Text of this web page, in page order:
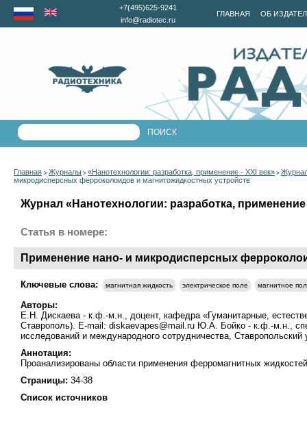
ГЛАВНАЯ ОБ
+7(495)625-9241
info@radiotec.ru
Главная > Журналы > «Нанотехнологии: разработка, применение - XXI век» >
микродисперсных ферроколоидов и магнитожидкостных устройств
Журнал «Нанотехнологии: разработка, применение
Статья в номере:
Применение нано- и микродисперсных
Ключевые слова: магнитная жидкость электрическое поле магнитное
Авторы:
Е.Н. Дискаева - к.ф.-м.н., доцент, кафедра «Гуманитарные,
Ставрополь). E-mail: diskaevapes@mail.ru Ю.А. Бойко - к.ф.-м.н.,
исследований и международного сотрудничества,
Аннотация:
Проанализированы области применения ферромагнитных
Страницы: 34-38
Список источников